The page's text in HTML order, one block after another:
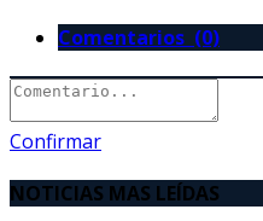
Comentarios (0)
Confirmar
NOTICIAS MAS LEÍDAS